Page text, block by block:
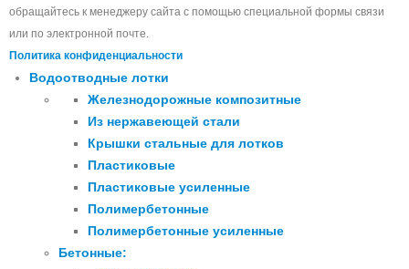
обращайтесь к менеджеру сайта с помощью специальной формы связи
или по электронной почте.
Политика конфиденциальности
Водоотводные лотки
Железнодорожные композитные
Из нержавеющей стали
Крышки стальные для лотков
Пластиковые
Пластиковые усиленные
Полимербетонные
Полимербетонные усиленные
Бетонные: